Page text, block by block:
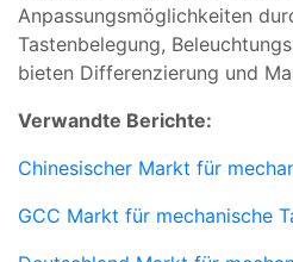
Anpassungsmöglichkeiten
Tastenbelegung,
bieten Differenzierung und
Verwandte Berichte:
Chinesischer Markt für
GCC Markt für mechanische